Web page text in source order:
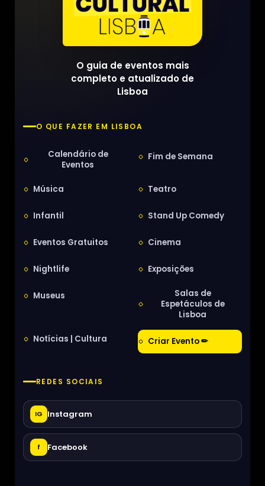
O guia de eventos mais
completo e atualizado de
Lisboa
O QUE FAZER EM LISBOA
Calendário de
Eventos
Fim de Semana
Música Teatro
Infantil Stand Up Comedy
Eventos Gratuitos Cinema
Nightlife Exposições
Museus
Salas de
Espetáculos de
Lisboa
Notícias | Cultura Criar Evento ✏
REDES SOCIAIS
IG Instagram
f Facebook